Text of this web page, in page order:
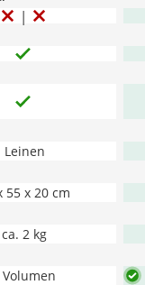
Leinen
55 x 20 cm
ca. 2 kg